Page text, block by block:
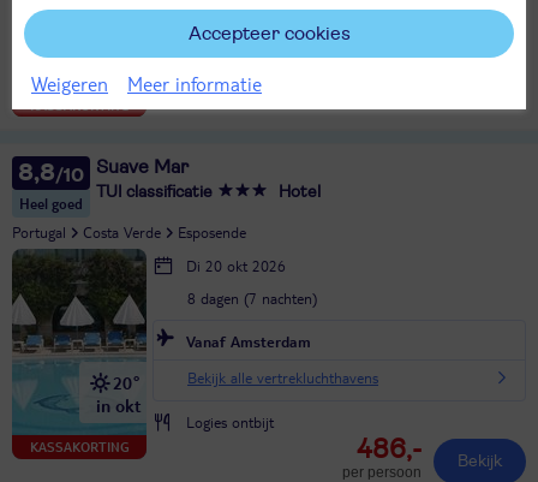
in okt
423,-
8,8
Heel goed
Suave Mar
TUI classificatie Hotel
Portugal Costa Verde Esposende
KASSAKORTING
20°
in okt
Di 20 okt 2026
8 dagen (7 nachten)
Vanaf Amsterdam
Bekijk alle vertrekluchthavens
Logies ontbijt
486,-
per persoon
Bekijk
Accepteer cookies
Weigeren Meer informatie